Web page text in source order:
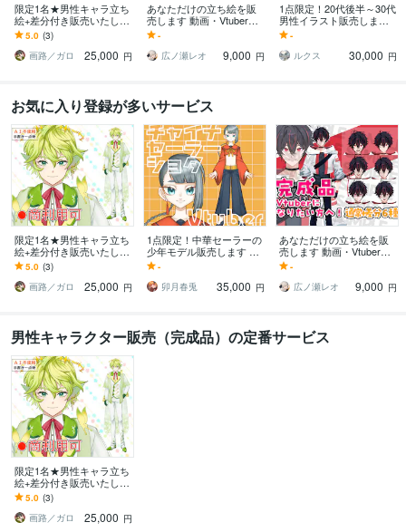
限定1名★男性キャラ立ち
絵+差分付き販売いたしま
す Vtuberになりたい方・
配信用キャラにおすす
め！
5.0 (3)
画路／ガロ
25,000 円
あなただけの立ち絵を販
売します 動画・Vtuber・T
RPGなどに！
-
広ノ瀬レオ
9,000 円
1点限定！20代後半～30代
男性イラスト販売します
酒好き男性にオススメ！S
Dと表情差分5つ付で即日
納品も可能！
-
ルクス
30,000 円
お気に入り登録が多いサービス
限定1名★男性キャラ立ち
絵+差分付き販売いたしま
す Vtuberになりたい方・
配信用キャラにおすす
め！
5.0 (3)
画路／ガロ
25,000 円
1点限定！中華セーラーの
少年モデル販売します シ
ョタVtuberになりたい方
必見！！
-
卯月春兎
35,000 円
あなただけの立ち絵を販
売します 動画・Vtuber・T
RPGなどに！
-
広ノ瀬レオ
9,000 円
男性キャラクター販売（完成品）の定番サービス
限定1名★男性キャラ立ち
絵+差分付き販売いたしま
す Vtuberになりたい方・
配信用キャラにおすす
め！
5.0 (3)
画路／ガロ
25,000 円